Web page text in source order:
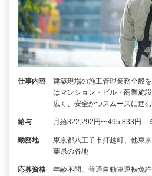
仕事内容
建築現場の施工管理業務全般
はマンション・ビル・商業施
広く、安全かつスムーズに進
給与 月給322,292円〜495,833円
勤務地
東京都八王子市打越町、他東
葉県の各地
応募資格
年齢不問、普通自動車運転免